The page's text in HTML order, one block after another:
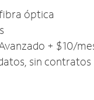
óptica
+ $10/
sin contratos